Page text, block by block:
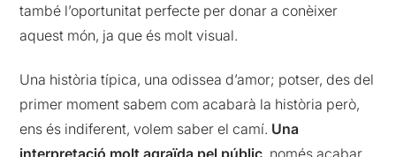
també l’oportunitat perfecte per donar a conèixer
aquest món, ja que és molt visual.
Una història típica, una odissea d’amor; potser, des del
primer moment sabem com acabarà la història però,
ens és indiferent, volem saber el camí. Una